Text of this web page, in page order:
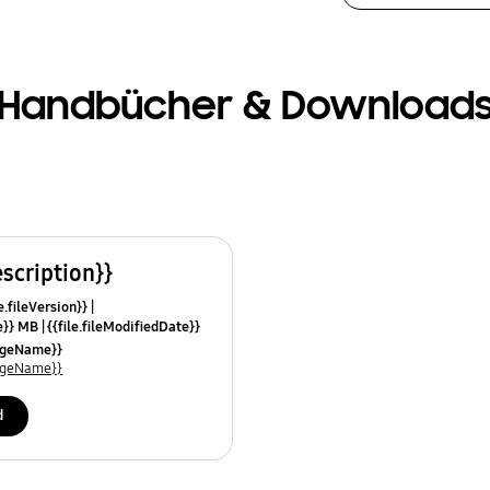
&
MB {{file.fileModifiedDate}}